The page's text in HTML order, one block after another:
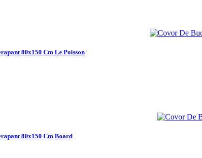
80x150 Cm Le Poisson
80x150 Cm Board